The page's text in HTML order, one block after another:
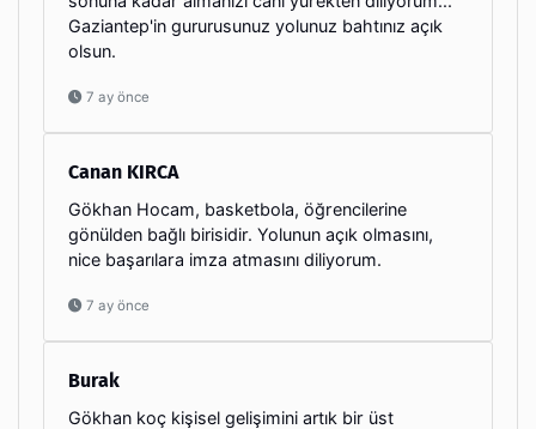
Gaziantep'in gururusunuz yolunuz bahtınız açık
olsun.
7 ay önce
Canan KIRCA
Gökhan Hocam, basketbola, öğrencilerine
gönülden bağlı birisidir. Yolunun açık olmasını,
nice başarılara imza atmasını diliyorum.
7 ay önce
Burak
Gökhan koç kişisel gelişimini artık bir üst